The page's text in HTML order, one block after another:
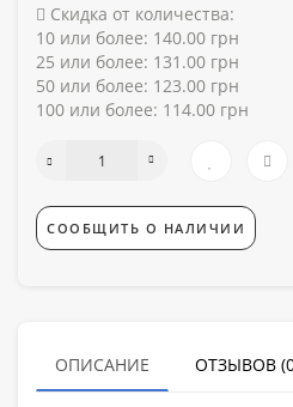
Скидка от количества:
10 или более: 140.00 грн
25 или более: 131.00 грн
50 или более: 123.00 грн
100 или более: 114.00 грн
СООБЩИТЬ О НАЛИЧИИ
ОПИСАНИЕ ОТЗЫВОВ